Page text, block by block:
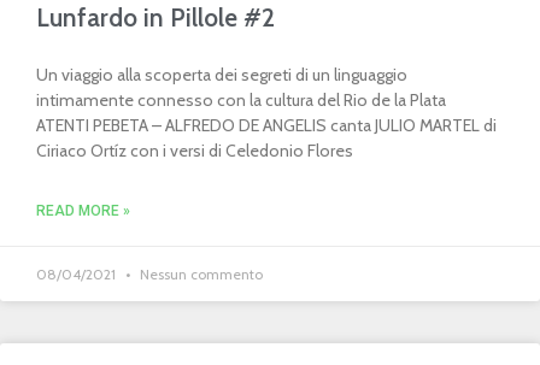
Lunfardo in Pillole #2
Un viaggio alla scoperta dei segreti di un linguaggio
intimamente connesso con la cultura del Rio de la Plata
ATENTI PEBETA – ALFREDO DE ANGELIS canta JULIO MARTEL di
Ciriaco Ortíz con i versi di Celedonio Flores
READ MORE »
08/04/2021 Nessun commento